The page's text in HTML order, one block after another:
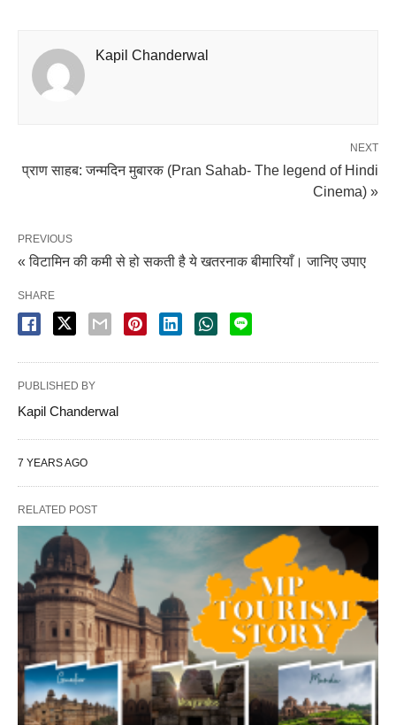
Kapil Chanderwal
NEXT
प्राण साहब: जन्मदिन मुबारक (Pran Sahab- The legend of Hindi
Cinema) »
PREVIOUS
« विटामिन की कमी से हो सकती है ये खतरनाक बीमारियाँ। जानिए उपाए
SHARE
PUBLISHED BY
Kapil Chanderwal
7 YEARS AGO
RELATED POST